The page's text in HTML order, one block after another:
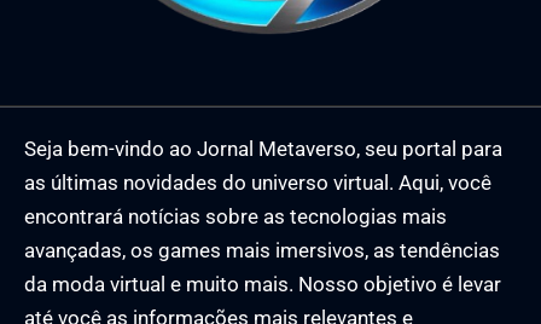
Seja bem-vindo ao Jornal Metaverso, seu portal para
as últimas novidades do universo virtual. Aqui, você
encontrará notícias sobre as tecnologias mais
avançadas, os games mais imersivos, as tendências
da moda virtual e muito mais. Nosso objetivo é levar
até você as informações mais relevantes e